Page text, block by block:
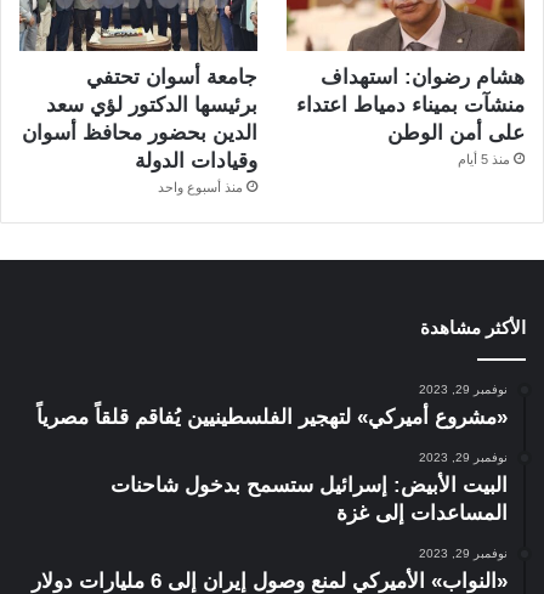
هشام رضوان: استهداف
منشآت بميناء دمياط اعتداء
على أمن الوطن
منذ 5 أيام
جامعة أسوان تحتفي
برئيسها الدكتور لؤي سعد
الدين بحضور محافظ أسوان
وقيادات الدولة
منذ أسبوع واحد
الأكثر مشاهدة
نوفمبر 29, 2023
«مشروع أميركي» لتهجير الفلسطينيين يُفاقم قلقاً مصرياً
نوفمبر 29, 2023
البيت الأبيض: إسرائيل ستسمح بدخول شاحنات
المساعدات إلى غزة
نوفمبر 29, 2023
«النواب» الأميركي لمنع وصول إيران إلى 6 مليارات دولار